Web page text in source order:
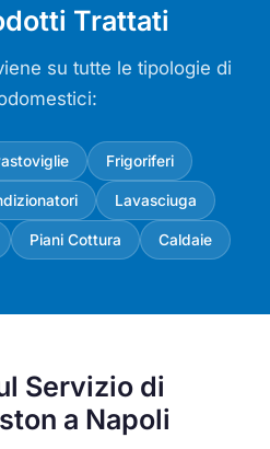
Trattati
su tutte le tipologie di
Frigoriferi
Lavasciuga
Piani Cottura Caldaie
Servizio di
a Napoli